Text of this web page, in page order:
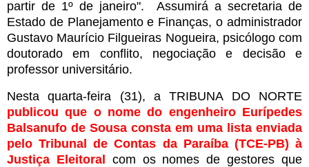
partir de 1º de janeiro". Assumirá a secretaria de
Estado de Planejamento e Finanças, o administrador
Gustavo Maurício Filgueiras Nogueira, psicólogo com
doutorado em conflito, negociação e decisão e
professor universitário.
Nesta quarta-feira (31), a TRIBUNA DO NORTE
publicou que o nome do engenheiro Eurípedes
Balsanufo de Sousa consta em uma lista enviada
pelo Tribunal de Contas da Paraíba (TCE-PB) à
Justiça Eleitoral com os nomes de gestores que